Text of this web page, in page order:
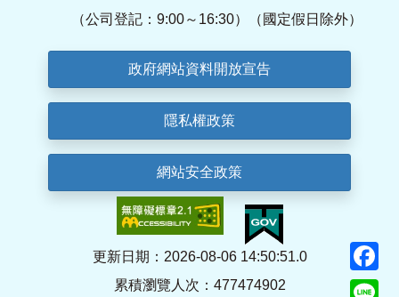
（公司登記：9:00～16:30）（國定假日除外）
政府網站資料開放宣告
隱私權政策
網站安全政策
更新日期：2026-08-06 14:50:51.0
累積瀏覽人次：477474902